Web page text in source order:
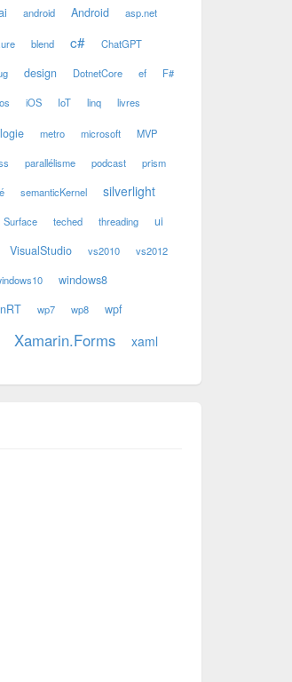
android Android asp.net
blend c# ChatGPT
design DotnetCore ef F#
iOS IoT linq livres
metro microsoft MVP
parallélisme podcast prism
semanticKernel silverlight
Surface teched threading
ui
VisualStudio vs2010 vs2012
windows8
wp7 wp8 wpf
Xamarin.Forms xaml